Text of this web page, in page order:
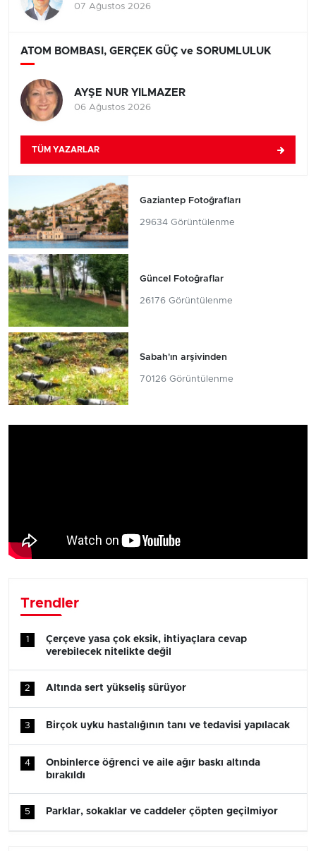
07 Ağustos 2026
ATOM BOMBASI, GERÇEK GÜÇ ve SORUMLULUK
AYŞE NUR YILMAZER
06 Ağustos 2026
TÜM YAZARLAR
Gaziantep Fotoğrafları
29634 Görüntülenme
Güncel Fotoğraflar
26176 Görüntülenme
Sabah'ın arşivinden
70126 Görüntülenme
Trendler
1
Çerçeve yasa çok eksik, ihtiyaçlara cevap
verebilecek nitelikte değil
2 Altında sert yükseliş sürüyor
3 Birçok uyku hastalığının tanı ve tedavisi yapılacak
4
Onbinlerce öğrenci ve aile ağır baskı altında
bırakıldı
5 Parklar, sokaklar ve caddeler çöpten geçilmiyor